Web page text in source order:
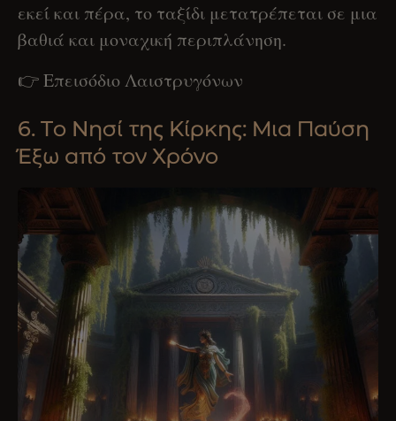
εκεί και πέρα, το ταξίδι μετατρέπεται σε μια
βαθιά και μοναχική περιπλάνηση.
👉 Επεισόδιο Λαιστρυγόνων
6. Το Νησί της Κίρκης: Μια Παύση
Έξω από τον Χρόνο